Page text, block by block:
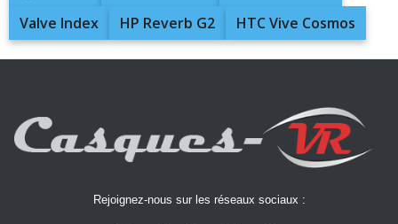
Valve Index
HP Reverb G2 HTC Vive Cosmos
Rejoignez-nous sur les réseaux sociaux :